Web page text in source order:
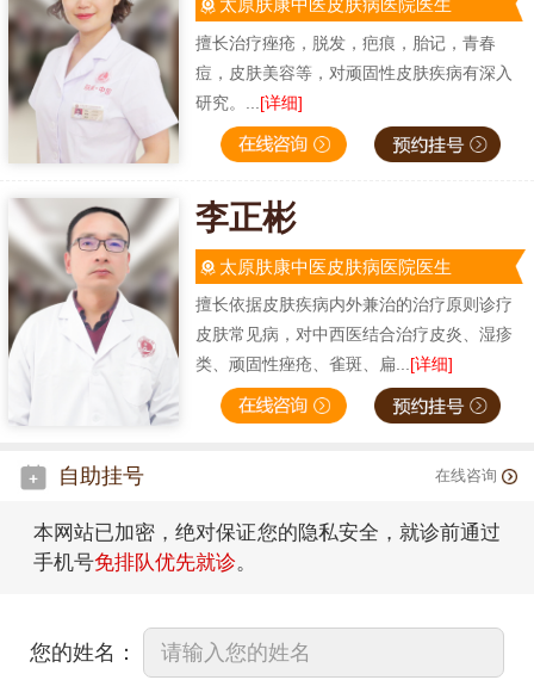
太原肤康中医皮肤病医院医生
擅长治疗痤疮，脱发，疤痕，胎记，青春
痘，皮肤美容等，对顽固性皮肤疾病有深入
研究。... [详细]
李正彬
太原肤康中医皮肤病医院医生
擅长依据皮肤疾病内外兼治的治疗原则诊疗
皮肤常见病，对中西医结合治疗皮炎、湿疹
类、顽固性痤疮、雀斑、扁...[详细]
自助挂号 在线咨询
本网站已加密，绝对保证您的隐私安全，就诊前通过
手机号免排队优先就诊。
您的姓名：